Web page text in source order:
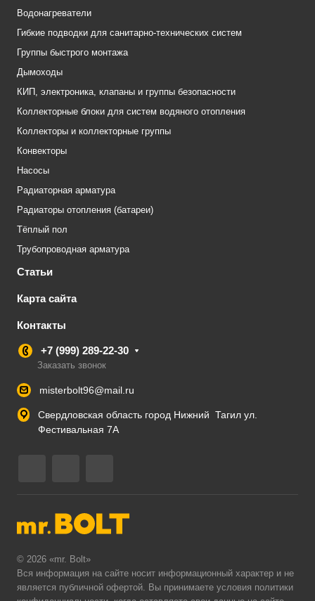
Водонагреватели
Гибкие подводки для санитарно-технических систем
Группы быстрого монтажа
Дымоходы
КИП, электроника, клапаны и группы безопасности
Коллекторные блоки для систем водяного отопления
Коллекторы и коллекторные группы
Конвекторы
Насосы
Радиаторная арматура
Радиаторы отопления (батареи)
Тёплый пол
Трубопроводная арматура
Статьи
Карта сайта
Контакты
+7 (999) 289-22-30
Заказать звонок
misterbolt96@mail.ru
Свердловская область город Нижний Тагил ул.
Фестивальная 7А
© 2026 «mr. Bolt»
Вся информация на сайте носит информационный характер и не
является публичной офертой. Вы принимаете условия политики